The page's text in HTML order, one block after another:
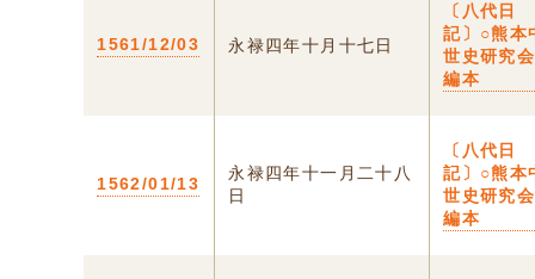
1561/12/03 永禄四年十月十七日
〔八代日
記〕○熊本
世史研究会
編本
1562/01/13
永禄四年十一月二十八
日
〔八代日
記〕○熊本
世史研究会
編本